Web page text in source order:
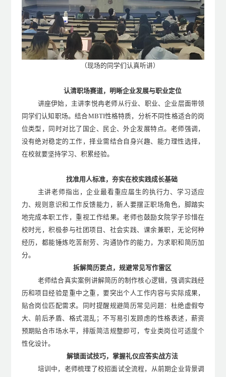
（现场的同学们认真 听讲）
认清职场赛道，明晰企业发展与职业定位
讲座伊始， 主讲李悦冉老师从行业、职业、企业层面带领
同学们认知职场。结合MBTI性格特质，分析不同性格适合的岗
位类型 ， 同时对比了 国企、民企、外企发展特点。老师强调，
没有绝对稳定的工作，择业需结合自身兴趣、能力理性选择，
在校就要坚持学习、积累经验。
找准用人标准，夯实在校实践成长基础
主讲老师指出，企业最看重应届生 的执行力、学习适应
力、规则意识和工作反馈能力，新人要摆正职场角色，脚踏实
地完成本职工作，重视工作结果。老师也鼓励女院学子珍惜在
校时光，积极参与社团项目、社会实践、课余兼职，无论何种
经历，都能锤炼吃苦耐劳、沟通协作的能力，为求职和简历加
分。
拆解简历要点，规避常见写作雷区
老师结合真实案例 讲解简历 的制作核心逻辑，强调实践经
历和项目经验是重中之重，要突出个人工作内容与实际成果，
贴合岗位匹配需求。同时提醒规避简历常见问题：杜绝虚假夸
大、前后矛盾、格式混乱；不写易引发顾虑的性格表述，薪资
预期贴合市场水平，排版简洁规整即可，专业类岗位可适度个
性化设计。
解锁面试技巧，掌握礼仪应答实战方法
培训中，老师梳理 了校招面试全流程，从前期企业背景调